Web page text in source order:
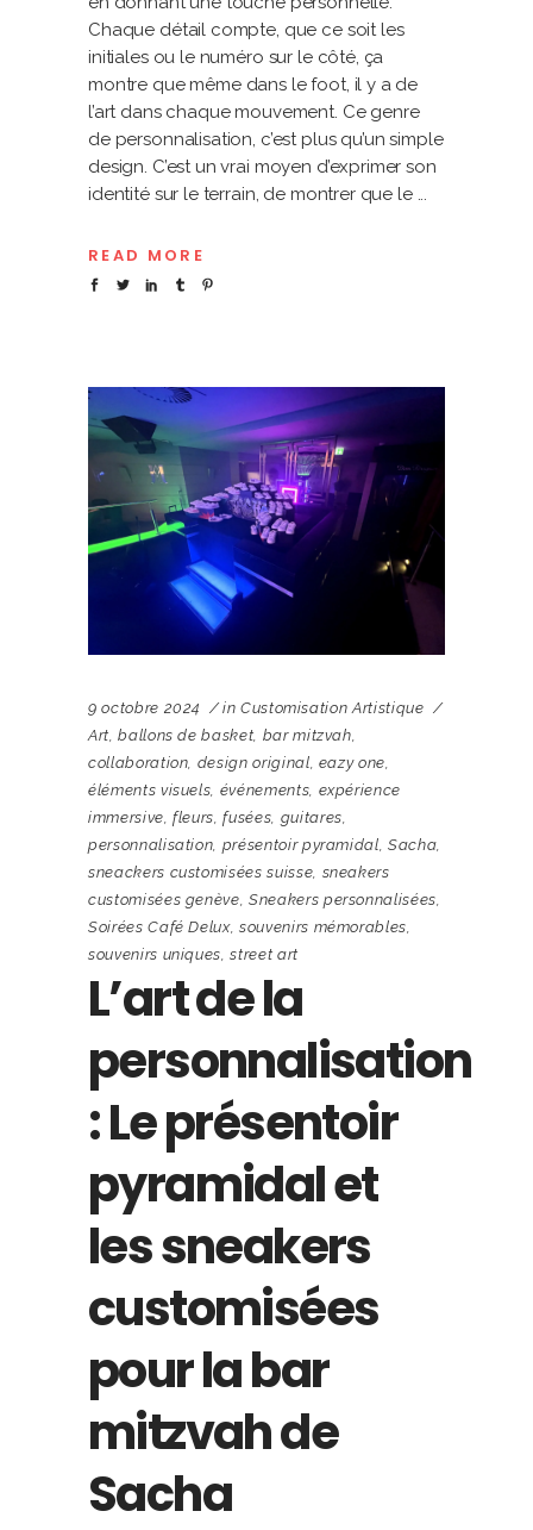
Chaque détail compte, que ce soit les
initiales ou le numéro sur le côté, ça
montre que même dans le foot, il y a de
l’art dans chaque mouvement. Ce genre
de personnalisation, c’est plus qu’un simple
design. C’est un vrai moyen d’exprimer son
identité sur le terrain, de montrer que le
READ MORE
9 octobre 2024 in Customisation Artistique
Art,ballons de basket, bar mitzvah,
collaboration, design original, eazy one,
éléments visuels, événements, expérience
immersive,fleurs,fusées, guitares,
personnalisation, présentoir pyramidal,Sacha,
sneackers customisées suisse, sneakers
customisées genève,Sneakers personnalisées,
Soirées Café Delux,souvenirs mémorables,
souvenirs uniques,street art
L’art de la
personnalisation
: Le présentoir
pyramidal et
les sneakers
customisées
pour la bar
mitzvah de
Sacha